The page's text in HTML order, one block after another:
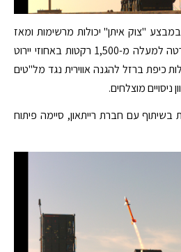
"צוק איתן" יכולות מרשימות ומאז
פריסתה של המערכת היא יירטה למעלה מ-1,500 רקטות באחוזי יירוט
יכולות כיפת ברזל להגנה אווירית נגד מל"טים
מוצלחים.
עם חברת רייתאון, סיימה פיתוח